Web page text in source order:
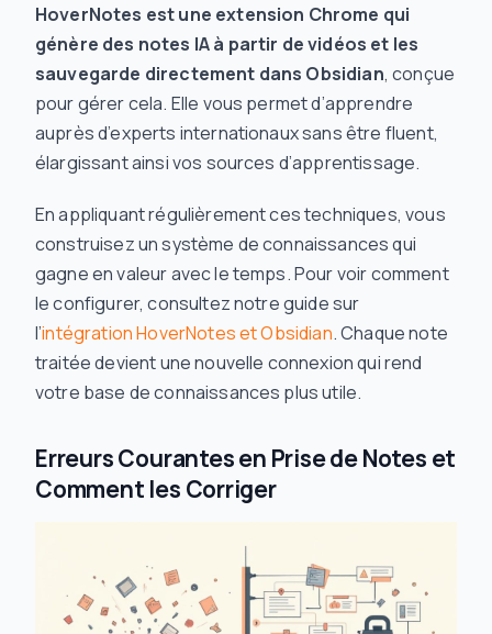
HoverNotes est une extension Chrome qui
génère des notes IA à partir de vidéos et les
sauvegarde directement dans Obsidian, conçue
pour gérer cela. Elle vous permet d’apprendre
auprès d’experts internationaux sans être fluent,
élargissant ainsi vos sources d’apprentissage.
En appliquant régulièrement ces techniques, vous
construisez un système de connaissances qui
gagne en valeur avec le temps. Pour voir comment
le configurer, consultez notre guide sur
l’intégration HoverNotes et Obsidian. Chaque note
traitée devient une nouvelle connexion qui rend
votre base de connaissances plus utile.
Erreurs Courantes en Prise de Notes et
Comment les Corriger